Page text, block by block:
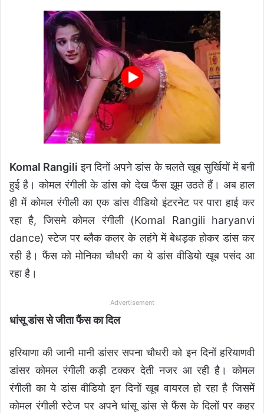
Komal Rangili इन दिनों अपने डांस के चलते खूब सुर्खियों में बनी
हुई है। कोमल रंगीली के डांस को देख फैंस झूम उठते हैं। अब हाल
ही में कोमल रंगीली का एक डांस वीडियो इंटरनेट पर पारा हाई कर
रहा है, जिसमे कोमल रंगीली (Komal Rangili haryanvi
dance) स्टेज पर ब्लैक कलर के लहंगे में बेधड़क होकर डांस कर
रही है। फैंस को मोनिका चौधरी का ये डांस वीडियो खूब पसंद आ
रहा है।
Advertisement
धांसू डांस से जीता फैंस का दिल
हरियाणा की जानी मानी डांसर सपना चौधरी को इन दिनों हरियाणवी
डांसर कोमल रंगीली कड़ी टक्कर देती नजर आ रही है। कोमल
रंगीली का ये डांस वीडियो इन दिनों खूब वायरल हो रहा है जिसमें
कोमल रंगीली स्टेज पर अपने धांसू डांस से फैंस के दिलों पर कहर